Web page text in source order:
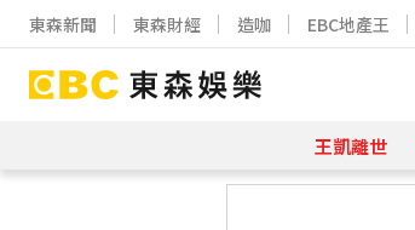
東森新聞 東森財經 造咖 EBC地產王
王凱離世